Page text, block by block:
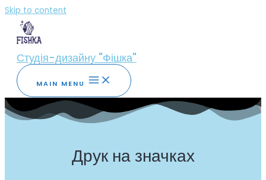
Skip to content
Студія-дизайну "Фішка"
MAIN MENU
Друк на значках